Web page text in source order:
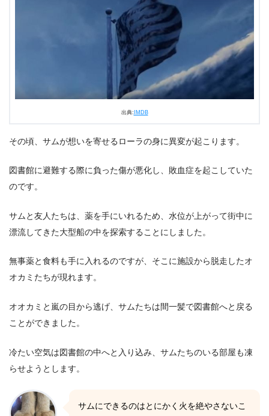
出典: IMDB
その頃、サムが想いを寄せるローラの身に異変が起こります。
図書館に避難する際に負った傷が悪化し、敗血症を起こしていた
のです。
サムと友人たちは、薬を手にいれるため、水位が上がって街中に
漂流してきた大型船の中を探索することにしました。
無事薬と食料も手に入れるのですが、そこに施設から脱走したオ
オカミたちが現れます。
オオカミと嵐の目から逃げ、サムたちは間一髪で図書館へと戻る
ことができました。
冷たい空気は図書館の中へと入り込み、サムたちのいる部屋も凍
らせようとします。
サムにできるのはとにかく火を絶やさないこ